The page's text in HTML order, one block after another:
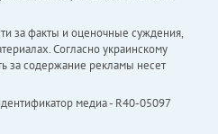
за факты и оценочные суждения,
Согласно украинскому
за содержание рекламы несет
медиа - R40-05097